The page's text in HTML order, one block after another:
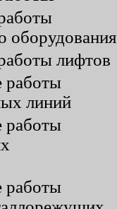
оборудования
лифтов
работы
линий
работы
работы